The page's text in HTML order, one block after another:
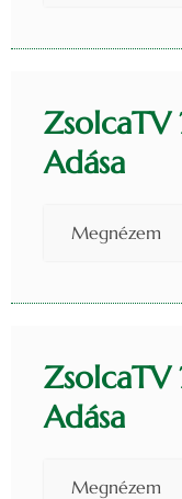
Adása
Megnézem
ZsolcaTV
Adása
Megnézem